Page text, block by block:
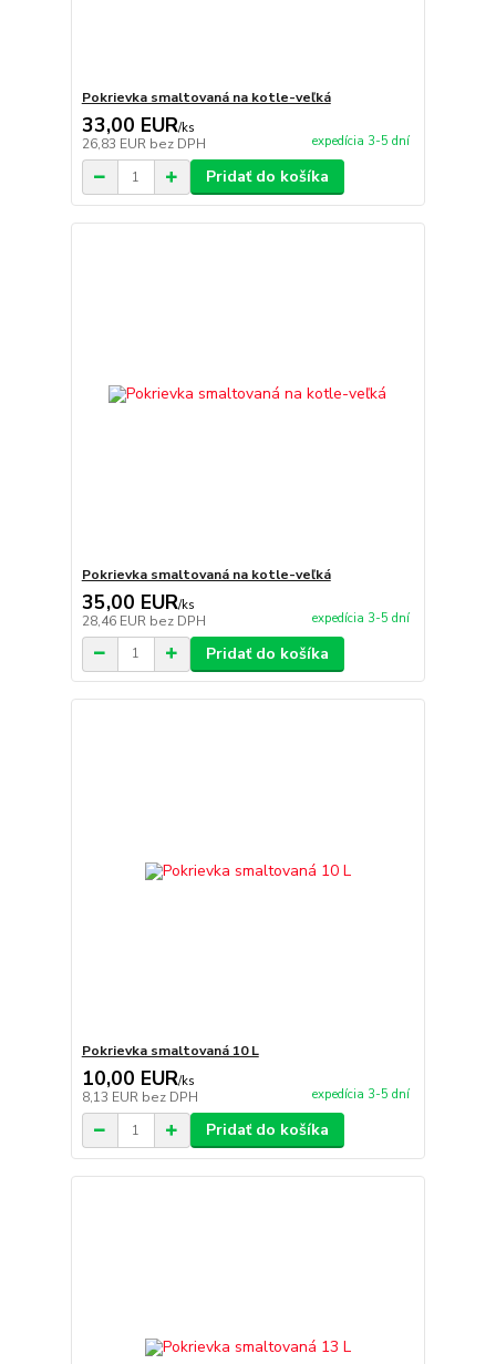
Pokrievka smaltovaná na kotle-veľká
33,00 EUR/ks
26,83 EUR bez DPH expedícia 3-5 dní
Pridať do košíka
Pokrievka smaltovaná na kotle-veľká
35,00 EUR/ks
28,46 EUR bez DPH expedícia 3-5 dní
Pridať do košíka
Pokrievka smaltovaná 10 L
10,00 EUR/ks
8,13 EUR bez DPH expedícia 3-5 dní
Pridať do košíka